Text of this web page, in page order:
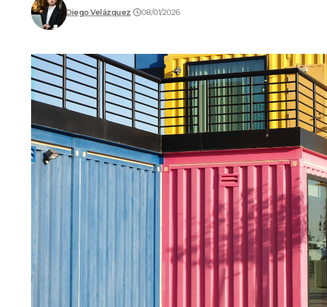
Diego Velázquez 08/01/2026